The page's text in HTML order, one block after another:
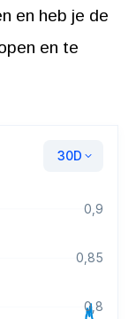
en heb je de
en te